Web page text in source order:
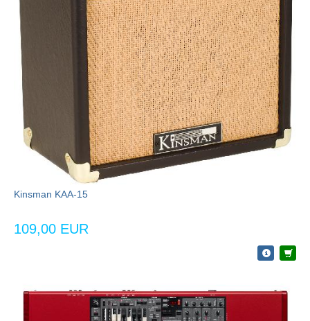
Kinsman KAA-15
109,00 EUR